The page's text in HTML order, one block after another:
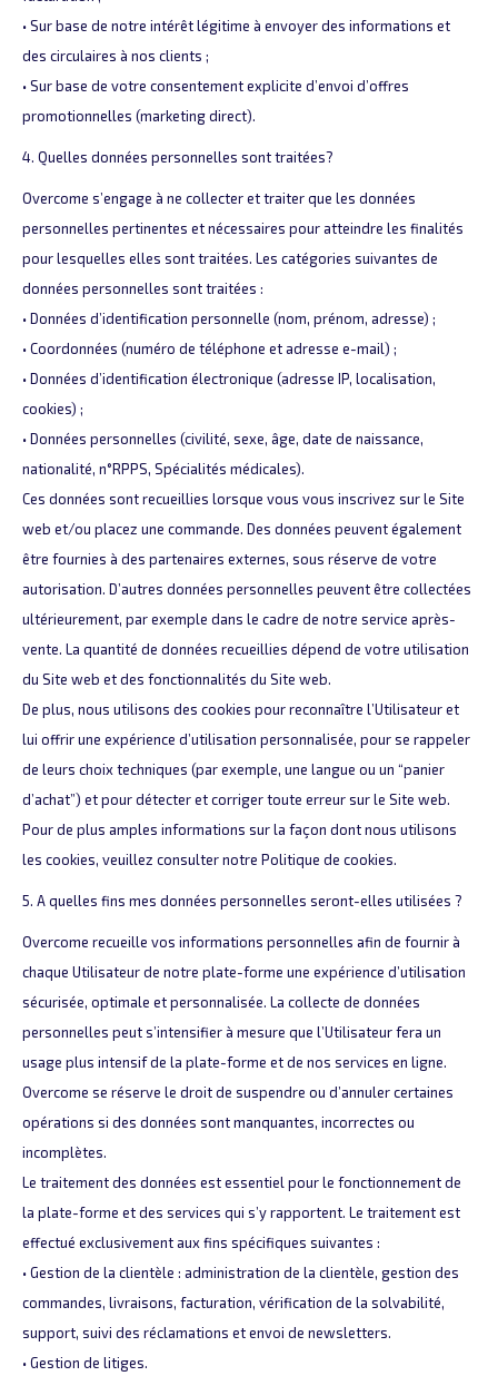
• Sur base de notre intérêt légitime à envoyer des informations et
des circulaires à nos clients ;
• Sur base de votre consentement explicite d’envoi d’offres
promotionnelles (marketing direct).
4. Quelles données personnelles sont traitées?
Overcome s’engage à ne collecter et traiter que les données
personnelles pertinentes et nécessaires pour atteindre les finalités
pour lesquelles elles sont traitées. Les catégories suivantes de
données personnelles sont traitées :
• Données d’identification personnelle (nom, prénom, adresse) ;
• Coordonnées (numéro de téléphone et adresse e-mail) ;
• Données d’identification électronique (adresse IP, localisation,
cookies) ;
• Données personnelles (civilité, sexe, âge, date de naissance,
nationalité, n°RPPS, Spécialités médicales).
Ces données sont recueillies lorsque vous vous inscrivez sur le Site
web et/ou placez une commande. Des données peuvent également
être fournies à des partenaires externes, sous réserve de votre
autorisation. D’autres données personnelles peuvent être collectées
ultérieurement, par exemple dans le cadre de notre service après-
vente. La quantité de données recueillies dépend de votre utilisation
du Site web et des fonctionnalités du Site web.
De plus, nous utilisons des cookies pour reconnaître l’Utilisateur et
lui offrir une expérience d’utilisation personnalisée, pour se rappeler
de leurs choix techniques (par exemple, une langue ou un “panier
d’achat”) et pour détecter et corriger toute erreur sur le Site web.
Pour de plus amples informations sur la façon dont nous utilisons
les cookies, veuillez consulter notre Politique de cookies.
5. A quelles fins mes données personnelles seront-elles utilisées ?
Overcome recueille vos informations personnelles afin de fournir à
chaque Utilisateur de notre plate-forme une expérience d’utilisation
sécurisée, optimale et personnalisée. La collecte de données
personnelles peut s’intensifier à mesure que l’Utilisateur fera un
usage plus intensif de la plate-forme et de nos services en ligne.
Overcome se réserve le droit de suspendre ou d’annuler certaines
opérations si des données sont manquantes, incorrectes ou
incomplètes.
Le traitement des données est essentiel pour le fonctionnement de
la plate-forme et des services qui s’y rapportent. Le traitement est
effectué exclusivement aux fins spécifiques suivantes :
• Gestion de la clientèle : administration de la clientèle, gestion des
commandes, livraisons, facturation, vérification de la solvabilité,
support, suivi des réclamations et envoi de newsletters.
• Gestion de litiges.